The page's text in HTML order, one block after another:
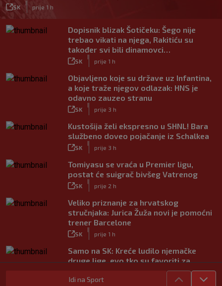
SK prije 1 h
Dopisnik blizak Šotičeku: Šego nije
trebao vikati na njega, Rakitiću su
također svi bili dinamovci…
SK prije 1 h
Objavljeno koje su države uz Infantina,
a koje traže njegov odlazak: HNS je
odavno zauzeo stranu
SK prije 3 h
Kustošija želi ekspresno u SHNL! Bara
službeno doveo pojačanje iz Schalkea
SK prije 3 h
Tomiyasu se vraća u Premier ligu,
postat će suigrač bivšeg Vatrenog
SK prije 2 h
Veliko priznanje za hrvatskog
stručnjaka: Jurica Žuža novi je pomoćni
trener Barcelone
SK prije 1 h
Samo na SK: Kreće ludilo njemačke
druge lige, evo tko su favoriti za
SK
|
prije 4 h
Idi na Sport